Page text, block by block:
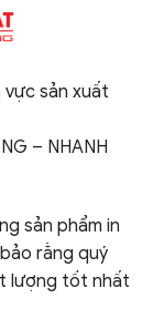
sản xuất
– NHANH
sản phẩm in
rằng quý
lượng tốt nhất